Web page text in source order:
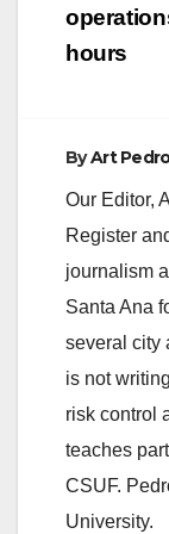
hours
ByArt
Our Editor,
Register
journalism
Santa Ana
several city
is not
risk control
teaches
CSUF.
University.